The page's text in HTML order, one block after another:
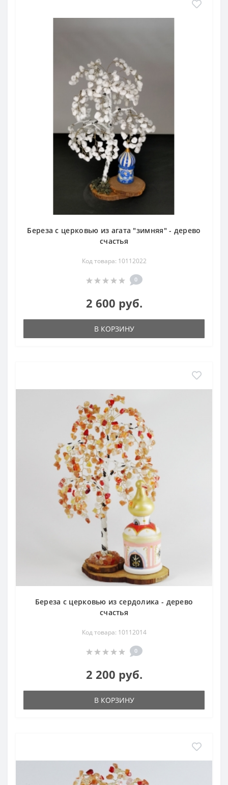
Береза с церковью из агата "зимняя" - дерево
счастья
Код товара: 10112022
0
2 600 руб.
В КОРЗИНУ
Береза с церковью из сердолика - дерево
счастья
Код товара: 10112014
0
2 200 руб.
В КОРЗИНУ